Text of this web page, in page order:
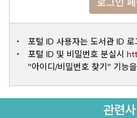
로그인
포털 ID 사용자는 도서관 ID 로
포털 ID 및 비밀번호 분실시
"아이디/비밀번호 찾기" 기능
관련